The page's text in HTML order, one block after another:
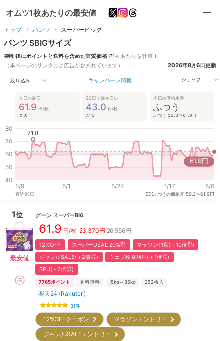
オムツ1枚あたりの最安値
トップ パンツ スーパービッグ
パンツ SBIGサイズ
割引後にポイントと送料を含めた実質価格で1枚あたりを計算！
（本ページのリンクには広告が含まれています）
2026年8月6日更新
絞り込み キャンペーン情報 ショップ
今日の最安
61.9 円/枚
楽天
90日で最も安い
43.0 円/枚
7/10
今日の価格水準
ふつう
ふつう 59.3〜61.9円
40
50
60
70
80
5/9 6/1 6/24 7/17 8/6
71.8
61.9円
直近90日 ふつうの価格帯59.3〜61.9円
1位
最安値
グーン スーパーBIG
61.9 円/枚 23,370円 26,556円
12%OFF スーパーDEAL 20%㌽
マラソン11店(＋10倍㌽)
ジャンルSALE(＋2倍㌽)
ウェブ検索利用(＋1倍㌽)
SPU(＋2倍㌽)
7765ポイント 送料無料 15kg～35kg 252枚入
楽天24 (Rakuten)
31件
12%OFFクーポン
マラソンエントリー
ジャンルSALEエントリー